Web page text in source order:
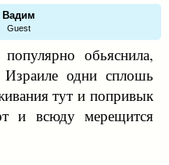
Вадим
Guest
популярно обьяснила,
одни сплошь
тут и попривык
и всюду мерещится